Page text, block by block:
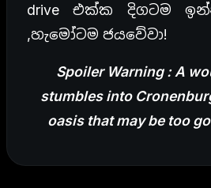
drive එක්ක දිගටම
,හැමෝටම ජයවේවා!
Spoiler Warning : A
stumbles into
oasis that may be too